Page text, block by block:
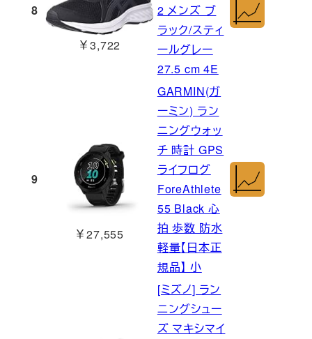
8
￥3,722
2 メンズ ブ
ラック/スティ
ールグレー
27.5 cm 4E
9
￥27,555
GARMIN(ガ
ーミン) ラン
ニングウォッ
チ 時計 GPS
ライフログ
ForeAthlete
55 Black 心
拍 歩数 防水
軽量【日本正
規品】 小
[ミズノ] ラン
ニングシュー
ズ マキシマイ